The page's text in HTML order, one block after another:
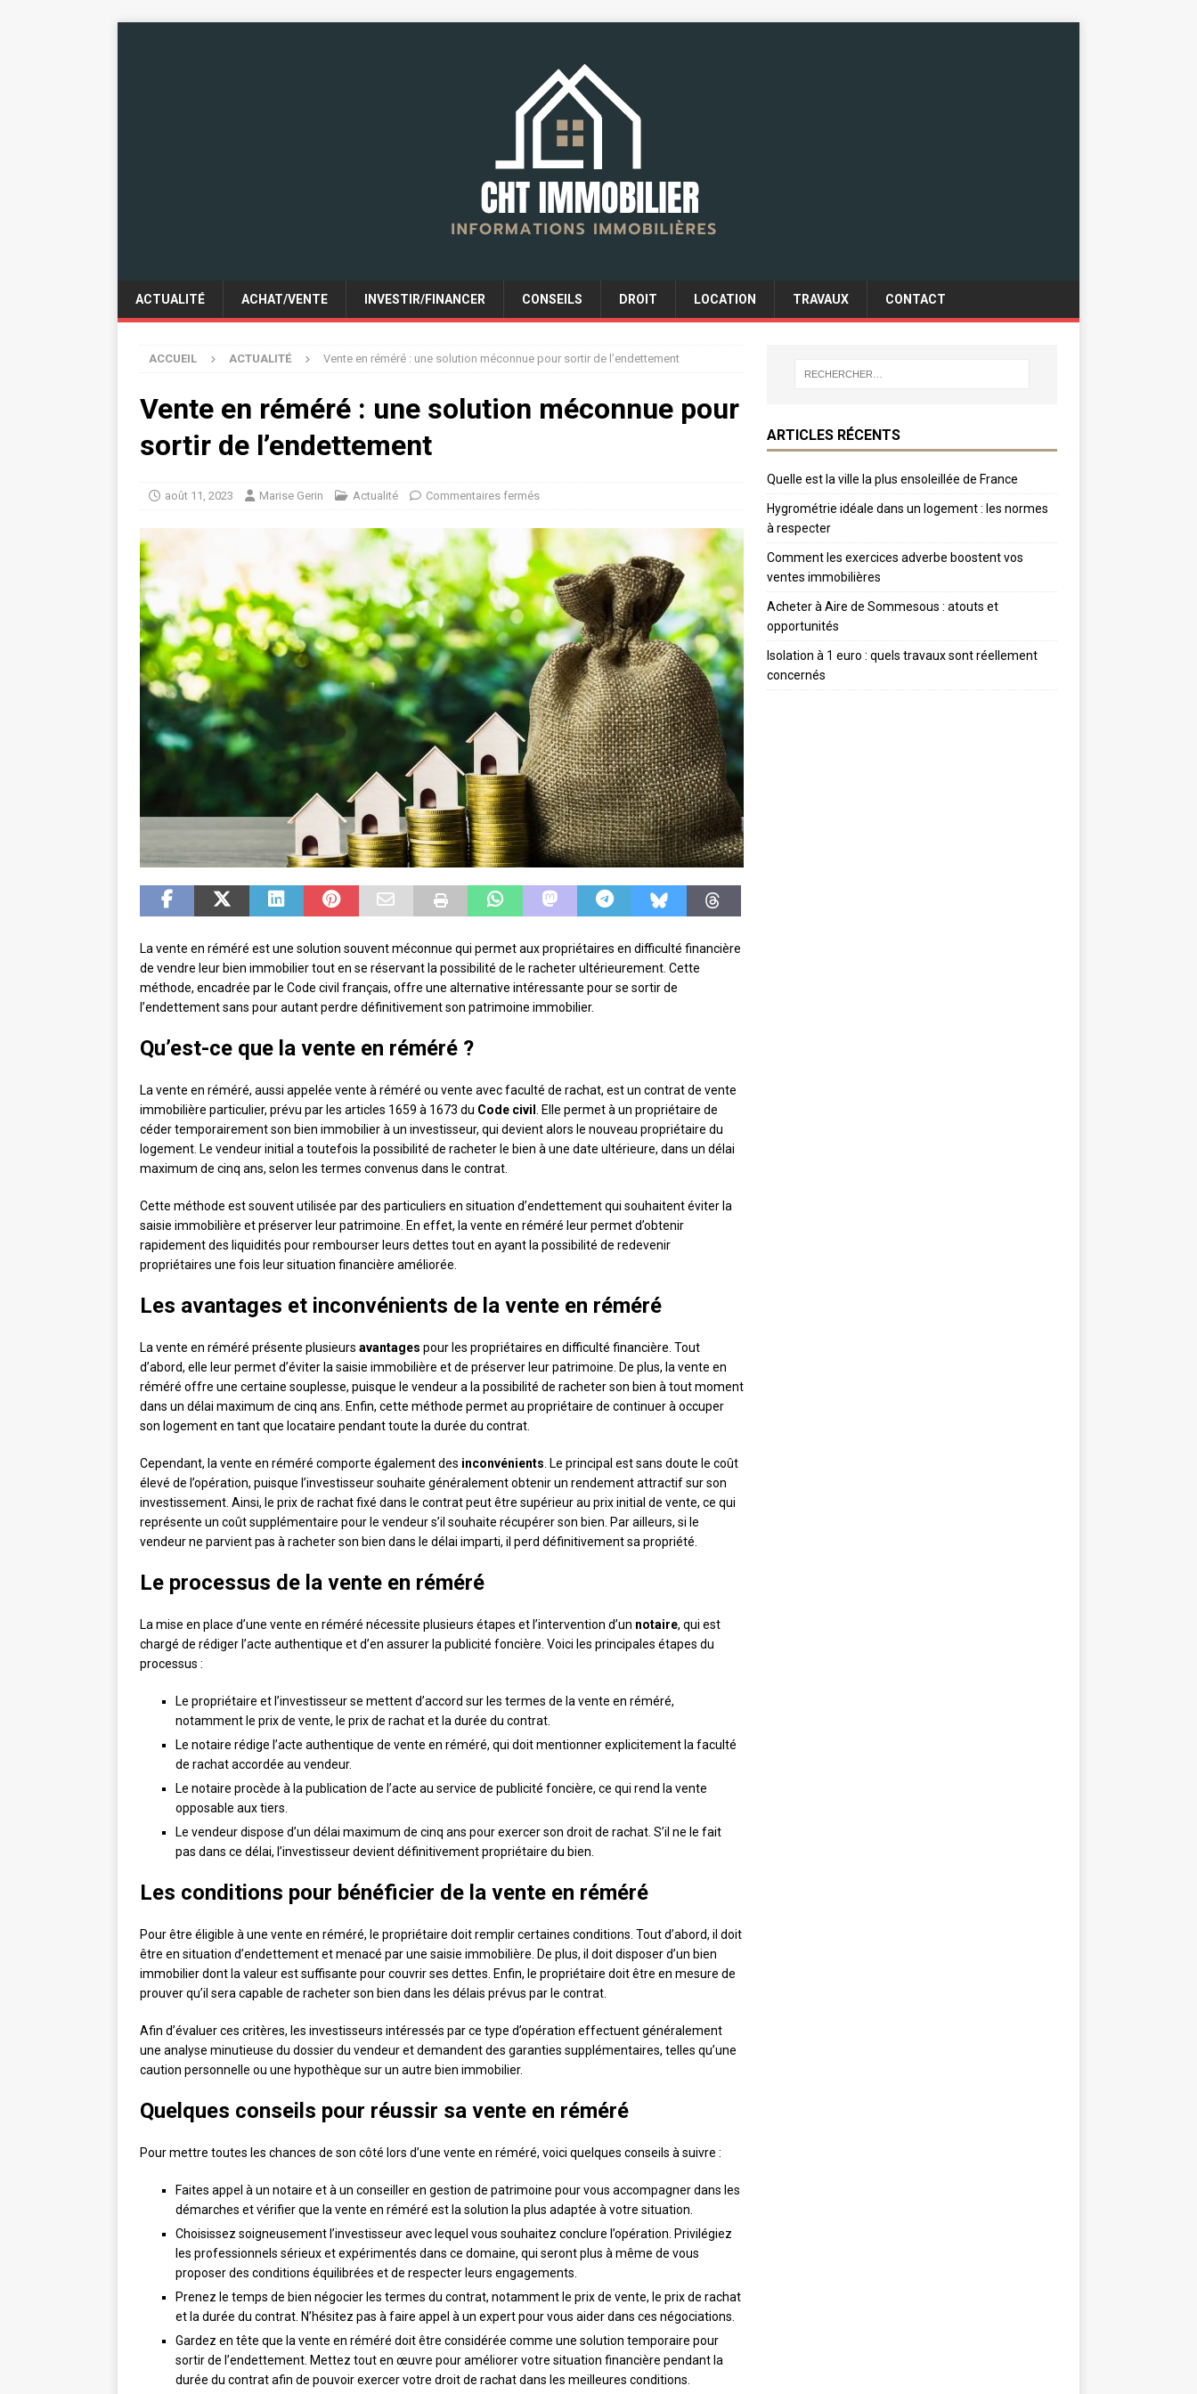
ACTUALITÉ ACHAT/VENTE INVESTIR/FINANCER CONSEILS DROIT LOCATION TRAVAUX CONTACT
ACCUEIL ACTUALITÉ Vente en réméré : une solution méconnue pour sortir de l’endettement
Vente en réméré : une solution méconnue pour
sortir de l’endettement
août 11, 2023 Marise Gerin Actualité Commentaires fermés
La vente en réméré est une solution souvent méconnue qui permet aux propriétaires en difficulté financière
de vendre leur bien immobilier tout en se réservant la possibilité de le racheter ultérieurement. Cette
méthode, encadrée par le Code civil français, offre une alternative intéressante pour se sortir de
l’endettement sans pour autant perdre définitivement son patrimoine immobilier.
Qu’est-ce que la vente en réméré ?
La vente en réméré, aussi appelée vente à réméré ou vente avec faculté de rachat, est un contrat de vente
immobilière particulier, prévu par les articles 1659 à 1673 du Code civil
. Elle permet à un propriétaire de
céder temporairement son bien immobilier à un investisseur, qui devient alors le nouveau propriétaire du
logement. Le vendeur initial a toutefois la possibilité de racheter le bien à une date ultérieure, dans un délai
maximum de cinq ans, selon les termes convenus dans le contrat.
Cette méthode est souvent utilisée par des particuliers en situation d’endettement qui souhaitent éviter la
saisie immobilière et préserver leur patrimoine. En effet, la vente en réméré leur permet d’obtenir
rapidement des liquidités pour rembourser leurs dettes tout en ayant la possibilité de redevenir
propriétaires une fois leur situation financière améliorée.
Les avantages et inconvénients de la vente en réméré
La vente en réméré présente plusieurs avantages pour les propriétaires en difficulté financière. Tout
d’abord, elle leur permet d’éviter la saisie immobilière et de préserver leur patrimoine. De plus, la vente en
réméré offre une certaine souplesse, puisque le vendeur a la possibilité de racheter son bien à tout moment
dans un délai maximum de cinq ans. Enfin, cette méthode permet au propriétaire de continuer à occuper
son logement en tant que locataire pendant toute la durée du contrat.
Cependant, la vente en réméré comporte également des inconvénients . Le principal est sans doute le coût
élevé de l’opération, puisque l’investisseur souhaite généralement obtenir un rendement attractif sur son
investissement. Ainsi, le prix de rachat fixé dans le contrat peut être supérieur au prix initial de vente, ce qui
représente un coût supplémentaire pour le vendeur s’il souhaite récupérer son bien. Par ailleurs, si le
vendeur ne parvient pas à racheter son bien dans le délai imparti, il perd définitivement sa propriété.
Le processus de la vente en réméré
La mise en place d’une vente en réméré nécessite plusieurs étapes et l’intervention d’un notaire, qui est
chargé de rédiger l’acte authentique et d’en assurer la publicité foncière. Voici les principales étapes du
processus :
Le propriétaire et l’investisseur se mettent d’accord sur les termes de la vente en réméré,
notamment le prix de vente, le prix de rachat et la durée du contrat.
Le notaire rédige l’acte authentique de vente en réméré, qui doit mentionner explicitement la faculté
de rachat accordée au vendeur.
Le notaire procède à la publication de l’acte au service de publicité foncière, ce qui rend la vente
opposable aux tiers.
Le vendeur dispose d’un délai maximum de cinq ans pour exercer son droit de rachat. S’il ne le fait
pas dans ce délai, l’investisseur devient définitivement propriétaire du bien.
Les conditions pour bénéficier de la vente en réméré
Pour être éligible à une vente en réméré, le propriétaire doit remplir certaines conditions. Tout d’abord, il doit
être en situation d’endettement et menacé par une saisie immobilière. De plus, il doit disposer d’un bien
immobilier dont la valeur est suffisante pour couvrir ses dettes. Enfin, le propriétaire doit être en mesure de
prouver qu’il sera capable de racheter son bien dans les délais prévus par le contrat.
Afin d’évaluer ces critères, les investisseurs intéressés par ce type d’opération effectuent généralement
une analyse minutieuse du dossier du vendeur et demandent des garanties supplémentaires, telles qu’une
caution personnelle ou une hypothèque sur un autre bien immobilier.
Quelques conseils pour réussir sa vente en réméré
Pour mettre toutes les chances de son côté lors d’une vente en réméré, voici quelques conseils à suivre :
Faites appel à un notaire et à un conseiller en gestion de patrimoine pour vous accompagner dans les
démarches et vérifier que la vente en réméré est la solution la plus adaptée à votre situation.
Choisissez soigneusement l’investisseur avec lequel vous souhaitez conclure l’opération. Privilégiez
les professionnels sérieux et expérimentés dans ce domaine, qui seront plus à même de vous
proposer des conditions équilibrées et de respecter leurs engagements.
Prenez le temps de bien négocier les termes du contrat, notamment le prix de vente, le prix de rachat
et la durée du contrat. N’hésitez pas à faire appel à un expert pour vous aider dans ces négociations.
Gardez en tête que la vente en réméré doit être considérée comme une solution temporaire pour
sortir de l’endettement. Mettez tout en œuvre pour améliorer votre situation financière pendant la
durée du contrat afin de pouvoir exercer votre droit de rachat dans les meilleures conditions.
ARTICLES RÉCENTS
Quelle est la ville la plus ensoleillée de France
Hygrométrie idéale dans un logement : les normes
à respecter
Comment les exercices adverbe boostent vos
ventes immobilières
Acheter à Aire de Sommesous : atouts et
opportunités
Isolation à 1 euro : quels travaux sont réellement
concernés